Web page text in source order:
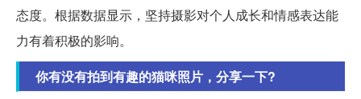
态度。根据数据显示，坚持摄影对个人成长和情感表达能
力有着积极的影响。
你有没有拍到有趣的猫咪照片，分享一下?